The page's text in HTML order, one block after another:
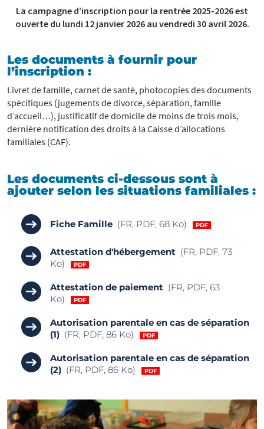
La campagne d’inscription pour la rentrée 2025-2026 est
ouverte du lundi 12 janvier 2026 au vendredi 30 avril 2026.
Les documents à fournir pour
l’inscription :
Livret de famille, carnet de santé, photocopies des documents
spécifiques (jugements de divorce, séparation, famille
d’accueil…), justificatif de domicile de moins de trois mois,
dernière notification des droits à la Caisse d’allocations
familiales (CAF).
Les documents ci-dessous sont à
ajouter selon les situations familiales :
Fiche Famille (FR, PDF, 68 Ko)
Attestation d'hébergement (FR, PDF, 73
Ko)
Attestation de paiement (FR, PDF, 63
Ko)
Autorisation parentale en cas de séparation
(1) (FR, PDF, 86 Ko)
Autorisation parentale en cas de séparation
(2) (FR, PDF, 86 Ko)